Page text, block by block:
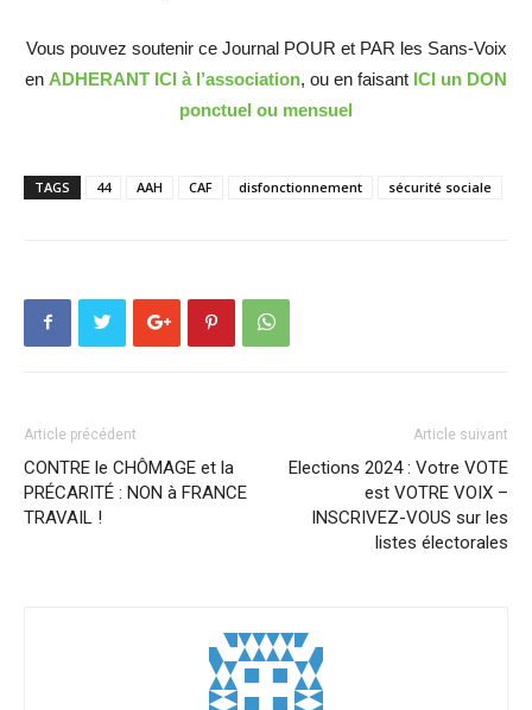
Vous pouvez soutenir ce Journal POUR et PAR les Sans-Voix
en ADHERANT ICI à l’association, ou en faisant ICI un DON
ponctuel ou mensuel
TAGS 44 AAH CAF disfonctionnement sécurité sociale
Article précédent
CONTRE le CHÔMAGE et la
PRÉCARITÉ : NON à FRANCE
TRAVAIL !
Article suivant
Elections 2024 : Votre VOTE
est VOTRE VOIX –
INSCRIVEZ-VOUS sur les
listes électorales